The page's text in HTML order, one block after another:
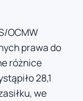
OCMW
prawa do
różnice
28,1
we